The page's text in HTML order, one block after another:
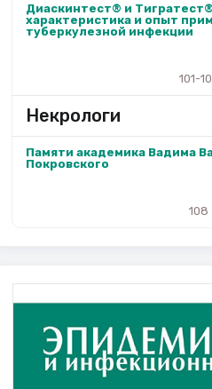
Диаскинтест® и
характеристика и опыт
туберкулезной инфекции
101-
Некрологи
Памяти академика Вадима
Покровского
108